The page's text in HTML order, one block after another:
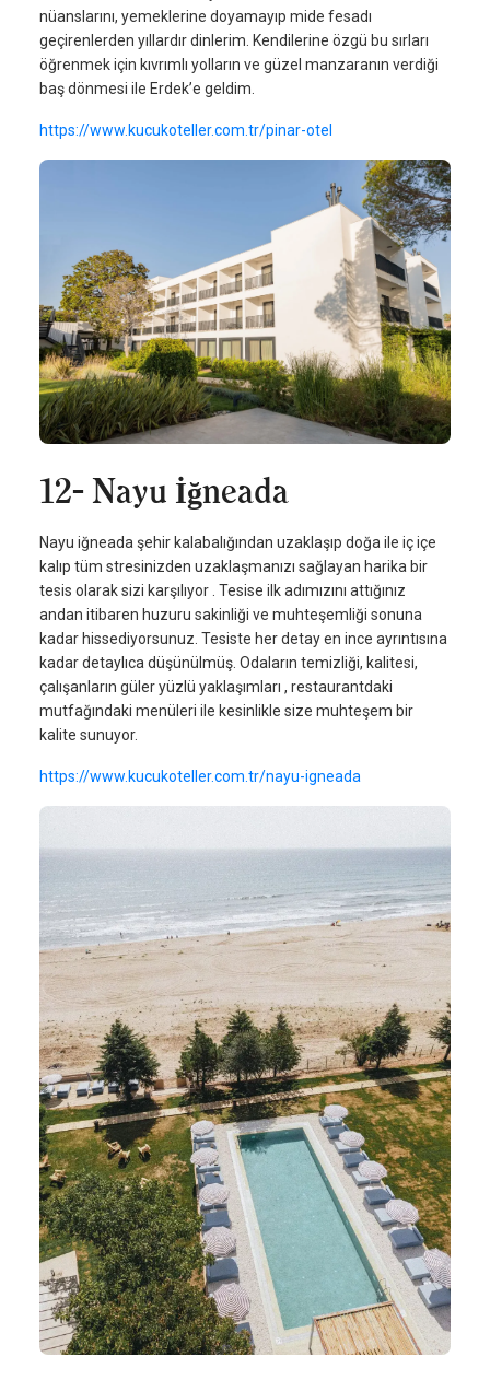
nüanslarını, yemeklerine doyamayıp mide fesadı
geçirenlerden yıllardır dinlerim. Kendilerine özgü bu sırları
öğrenmek için kıvrımlı yolların ve güzel manzaranın verdiği
baş dönmesi ile Erdek’e geldim.
https://www.kucukoteller.com.tr/pinar-otel
12- Nayu İğneada
Nayu iğneada şehir kalabalığından uzaklaşıp doğa ile iç içe
kalıp tüm stresinizden uzaklaşmanızı sağlayan harika bir
tesis olarak sizi karşılıyor . Tesise ilk adımızını attığınız
andan itibaren huzuru sakinliği ve muhteşemliği sonuna
kadar hissediyorsunuz. Tesiste her detay en ince ayrıntısına
kadar detaylıca düşünülmüş. Odaların temizliği, kalitesi,
çalışanların güler yüzlü yaklaşımları , restaurantdaki
mutfağındaki menüleri ile kesinlikle size muhteşem bir
kalite sunuyor.
https://www.kucukoteller.com.tr/nayu-igneada